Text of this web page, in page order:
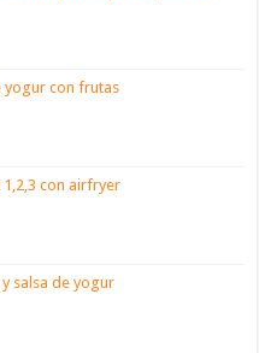
yogur con frutas
con airfryer
salsa de yogur